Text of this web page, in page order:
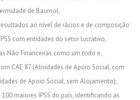
de Baumol;
ao nível de rácios e de composição
com entidades do setor lucrativo,
Não Financeiras como um todo e,
CAE 87 (Atividades de Apoio Social, com
de Apoio Social, sem Alojamento);
maiores IPSS do país, identificando as